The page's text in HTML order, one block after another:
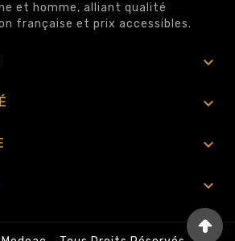
et homme, alliant qualité
française et prix accessibles.



